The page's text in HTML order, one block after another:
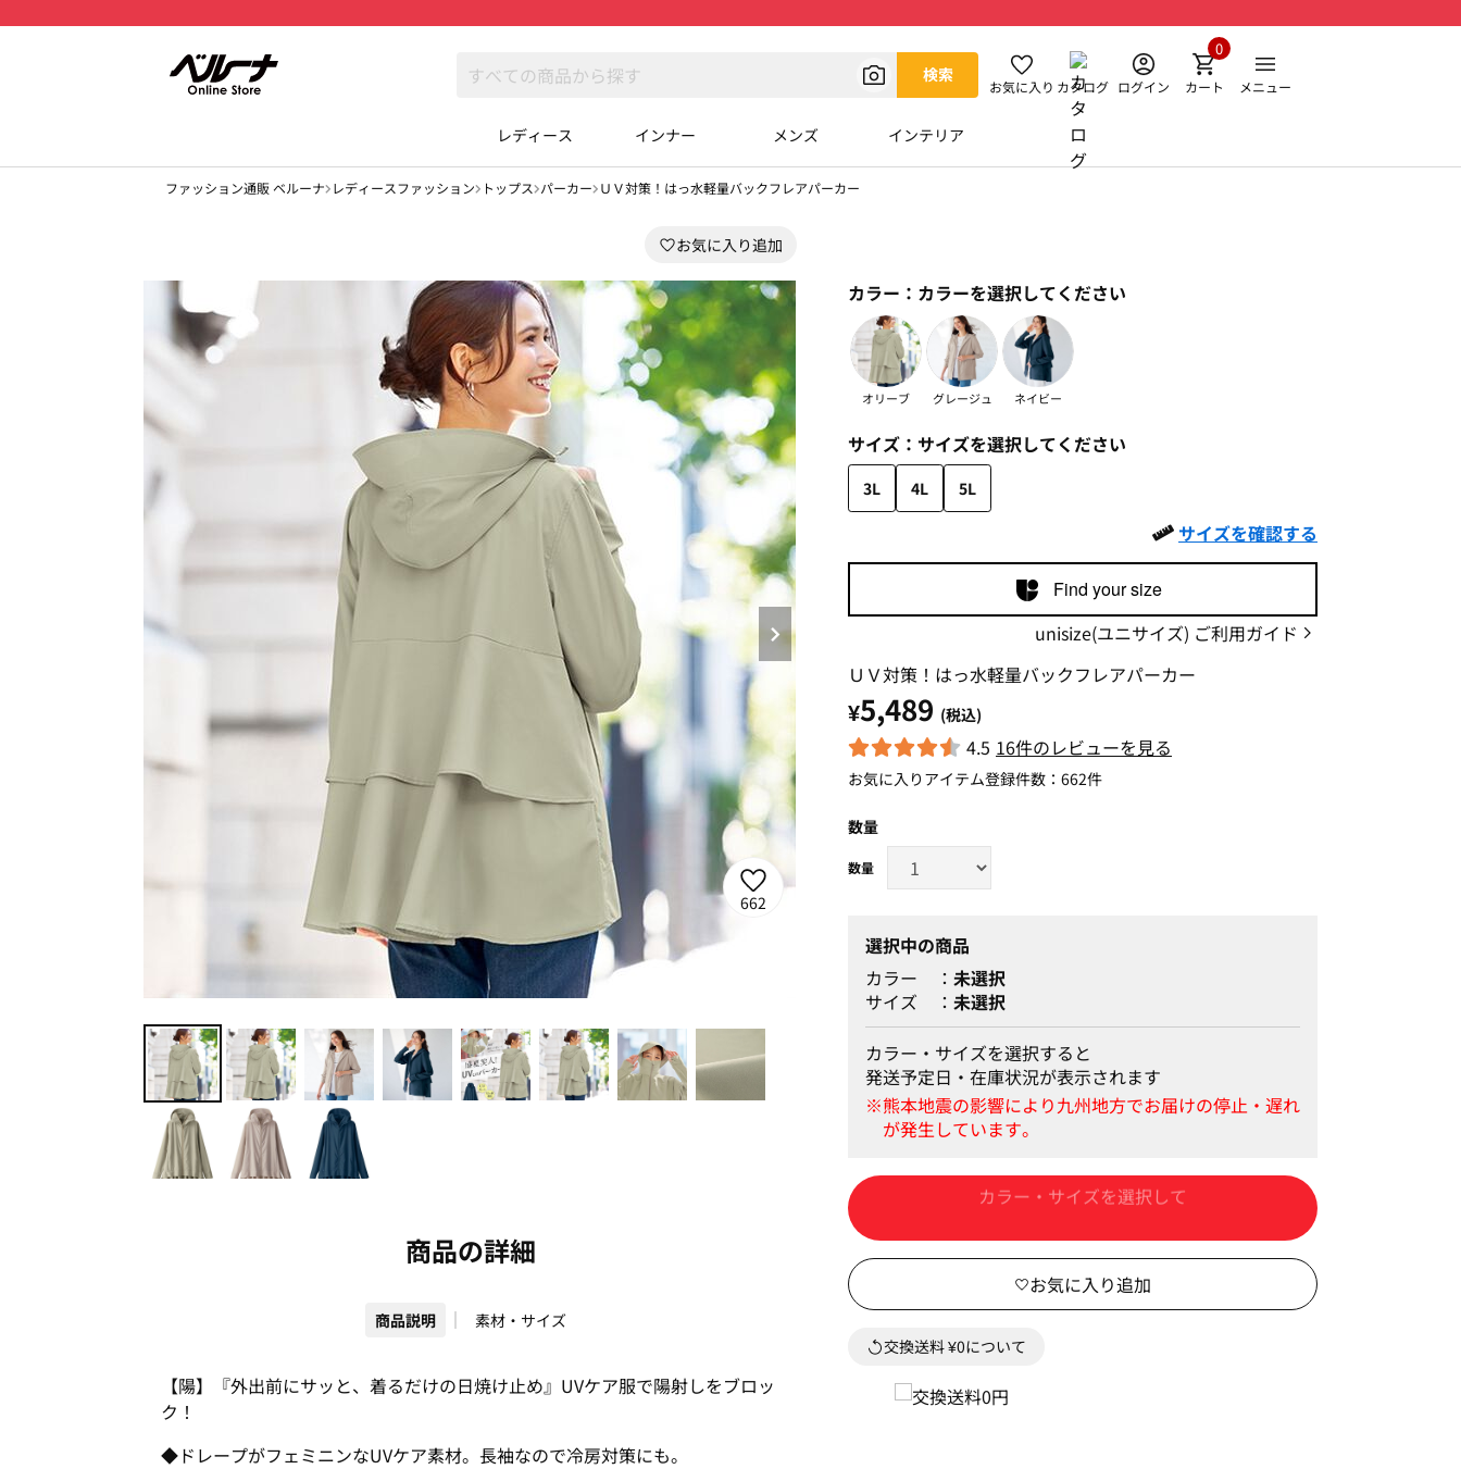
検索
お気に入り カタログ ログイン カート
0
メニュー
レディース インナー メンズ インテリア
ファッション通販 ベルーナ レディースファッション トップス パーカー ＵＶ対策！はっ水軽量バックフレアパーカー
662
商品の詳細
商品説明 素材・サイズ
【陽】『外出前にサッと、着るだけの日焼け止め』UVケア服で陽射しをブロッ
ク！
◆ドレープがフェミニンなUVケア素材。長袖なので冷房対策にも。
カラー： カラーを選択してください
オリーブ グレージュ ネイビー
サイズ： サイズを選択してください
3L 4L 5L
サイズを確認する
Find your size
unisize(ユニサイズ) ご利用ガイド
ＵＶ対策！はっ水軽量バックフレアパーカー
¥5,489 (税込)
4.5 16件のレビューを見る
お気に入りアイテム登録件数： 662件
数量
選択中の商品
カラー
未選択
サイズ
未選択
カラー・サイズを選択すると
発送予定日・在庫状況が表示されます
カートに入れる
交換送料 ¥0について